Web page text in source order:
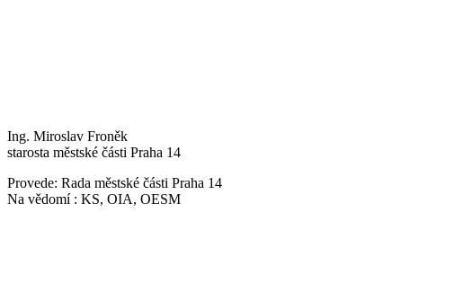
Ing. Miroslav Froněk
starosta městské části Praha 14
Provede: Rada městské části Praha 14
Na vědomí : KS, OIA, OESM